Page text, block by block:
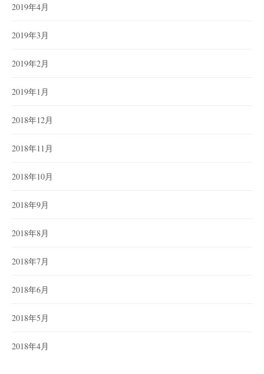
2019年4月
2019年3月
2019年2月
2019年1月
2018年12月
2018年11月
2018年10月
2018年9月
2018年8月
2018年7月
2018年6月
2018年5月
2018年4月